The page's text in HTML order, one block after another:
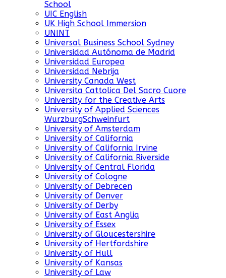
School
UIC English
UK High School Immersion
UNINT
Universal Business School Sydney
Universidad Autónoma de Madrid
Universidad Europea
Universidad Nebrija
University Canada West
Universita Cattolica Del Sacro Cuore
University for the Creative Arts
University of Applied Sciences
WurzburgSchweinfurt
University of Amsterdam
University of California
University of California Irvine
University of California Riverside
University of Central Florida
University of Cologne
University of Debrecen
University of Denver
University of Derby
University of East Anglia
University of Essex
University of Gloucestershire
University of Hertfordshire
University of Hull
University of Kansas
University of Law